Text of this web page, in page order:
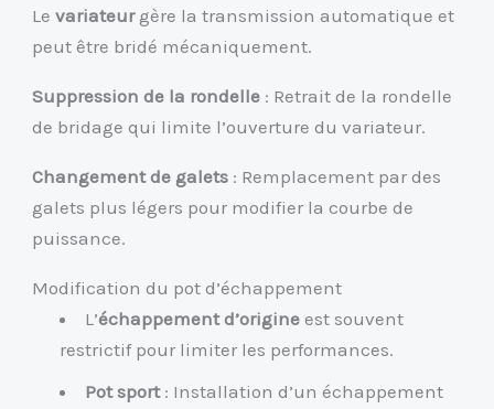
Levariateurgère la transmission automatique et
peut être bridé mécaniquement.
Suppression de la rondelle : Retrait de la rondelle
de bridage qui limite l’ouverture du variateur.
Changement de galets : Remplacement par des
galets plus légers pour modifier la courbe de
puissance.
Modification du pot d’échappement
L’échappement d’origine est souvent
restrictif pour limiter les performances.
Pot sport: Installation d’un échappement